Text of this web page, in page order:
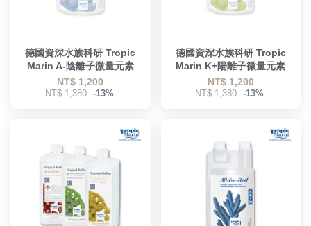
德國資深水族科研 Tropic
Marin A-陰離子微量元素
NT$ 1,200
NT$ 1,380 -13%
德國資深水族科研 Tropic
Marin K+陽離子微量元素
NT$ 1,200
NT$ 1,380 -13%